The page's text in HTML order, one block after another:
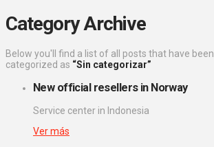
Category Archive
Below you'll find a list of all posts that have been
categorized as “Sin categorizar”
New official resellers in Norway
Service center in Indonesia
Ver más